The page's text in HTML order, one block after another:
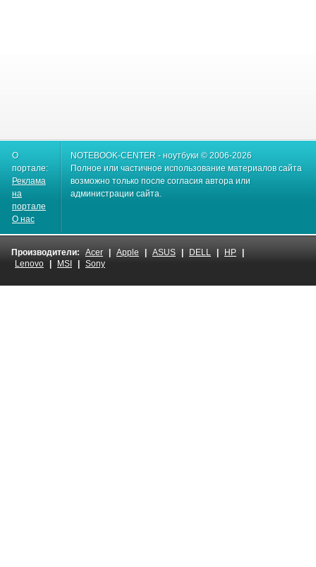
О
портале:
Реклама
на
портале
О нас
NOTEBOOK-CENTER - ноутбуки © 2006-2026
Полное или частичное использование материалов сайта
возможно только после согласия автора или
администрации сайта.
Производители: Acer Apple ASUS DELL HP
Lenovo
MSI Sony